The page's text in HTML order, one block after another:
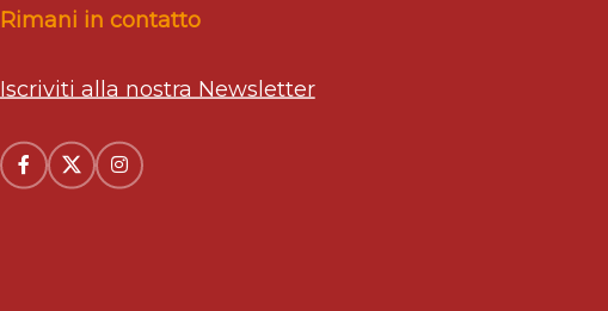
Rimani in contatto
Iscriviti alla nostra Newsletter